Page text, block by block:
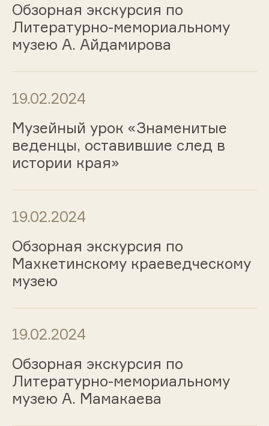
Обзорная экскурсия по
Литературно-мемориальному
музею А. Айдамирова
19.02.2024
Музейный урок «Знаменитые
веденцы, оставившие след в
истории края»
19.02.2024
Обзорная экскурсия по
Махкетинскому краеведческому
музею
19.02.2024
Обзорная экскурсия по
Литературно-мемориальному
музею А. Мамакаева